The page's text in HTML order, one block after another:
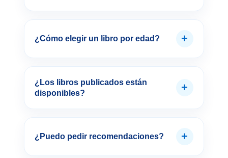
¿Cómo elegir un libro por edad? +
¿Los libros publicados están
disponibles?
+
¿Puedo pedir recomendaciones? +